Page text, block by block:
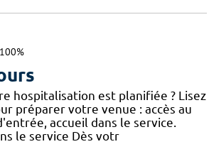
100%
hospitalisation est planifiée ? Lisez
préparer votre venue : accès au
accueil dans le service.
le service Dès votr